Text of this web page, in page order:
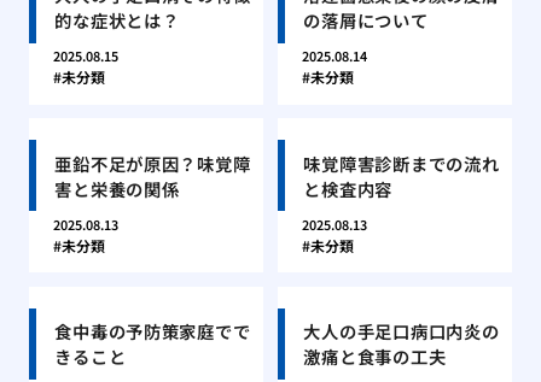
的な症状とは？
2025.08.15
未分類
の落屑について
2025.08.14
未分類
亜鉛不足が原因？味覚障
害と栄養の関係
2025.08.13
未分類
味覚障害診断までの流れ
と検査内容
2025.08.13
未分類
食中毒の予防策家庭でで
きること
大人の手足口病口内炎の
激痛と食事の工夫